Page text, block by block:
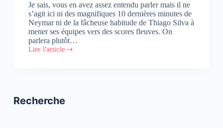
Je sais, vous en avez assez entendu parler mais il ne
s’agit ici ni des magnifiques 10 dernières minutes de
Neymar ni de la fâcheuse habitude de Thiago Silva à
mener ses équipes vers des scores fleuves. On
parlera plutôt…
Lire l'article
#Remontada
et
Recherche